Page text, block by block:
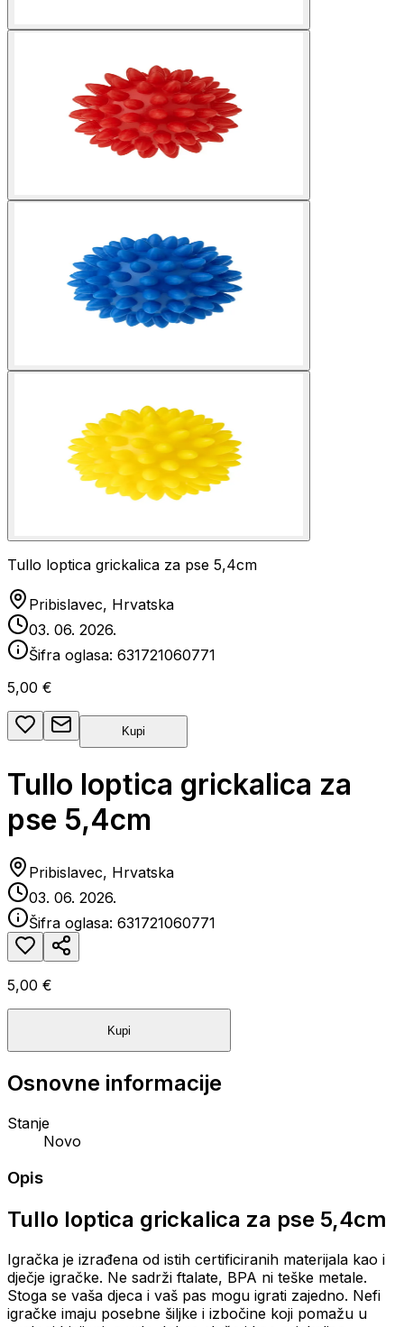
Tullo loptica grickalica za pse 5,4cm
Pribislavec, Hrvatska
03. 06. 2026.
Šifra oglasa: 631721060771
5,00 €
Kupi
Tullo loptica grickalica za
pse 5,4cm
Pribislavec, Hrvatska
03. 06. 2026.
Šifra oglasa: 631721060771
5,00 €
Kupi
Osnovne informacije
Stanje
Novo
Opis
Tullo loptica grickalica za pse 5,4cm
Igračka je izrađena od istih certificiranih materijala kao i
dječje igračke. Ne sadrži ftalate, BPA ni teške metale.
Stoga se vaša djeca i vaš pas mogu igrati zajedno. Nefi
igračke imaju posebne šiljke i izbočine koji pomažu u